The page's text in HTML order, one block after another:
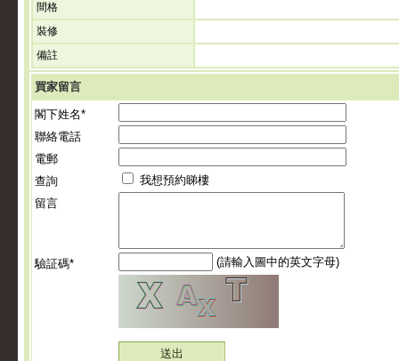
間格
裝修
備註
買家留言
閣下姓名*
聯絡電話
電郵
查詢
我想預約睇樓
留言
驗証碼* (請輸入圖中的英文字母)